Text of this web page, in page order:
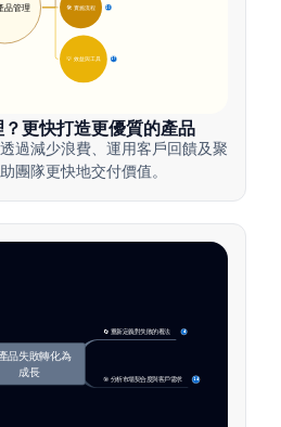
🛠️ 實施流程 12
💡 效益與工具 17
品管理
更快打造更優質的產品
過減少浪費、運用客戶回饋及聚
團隊更快地交付價值。
🔄 重新定義對失敗的看法 4
🎯 分析市場契合度與客戶需求 14
品失敗轉化為
成長